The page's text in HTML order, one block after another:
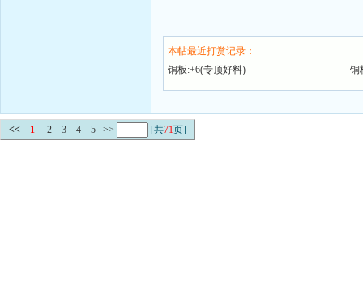
本帖最近打赏记录：
铜板:+6(专顶好料)
铜
<< 1 2 3 4 5 >> [共71页]